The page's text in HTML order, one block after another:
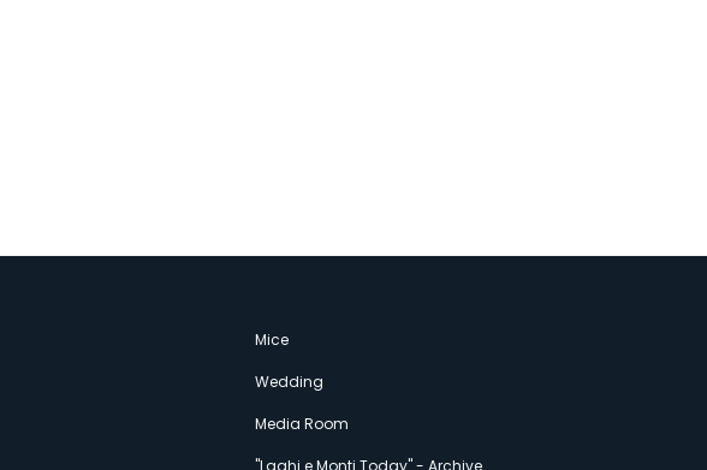
Mice
Wedding
Media Room
"Laghi e Monti Today" - Archive